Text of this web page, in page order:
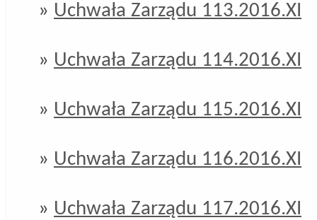
» Uchwała Zarządu 113.2016.XI
» Uchwała Zarządu 114.2016.XI
» Uchwała Zarządu 115.2016.XI
» Uchwała Zarządu 116.2016.XI
» Uchwała Zarządu 117.2016.XI